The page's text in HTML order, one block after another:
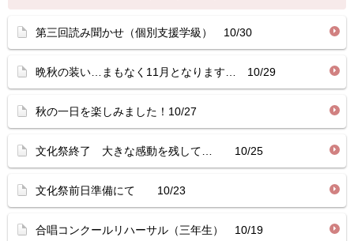
第三回読み聞かせ（個別支援学級） 10/30
晩秋の装い…まもなく11月となります… 10/29
秋の一日を楽しみました！10/27
文化祭終了 大きな感動を残して… 10/25
文化祭前日準備にて 10/23
合唱コンクールリハーサル（三年生） 10/19